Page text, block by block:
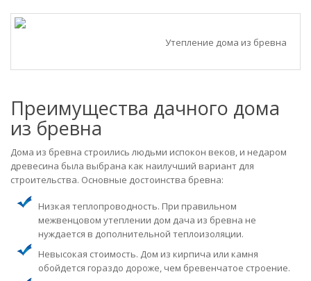
Утепление дома из бревна
Преимущества дачного дома
из бревна
Дома из бревна строились людьми испокон веков, и недаром
древесина была выбрана как наилучший вариант для
строительства. Основные достоинства бревна:
Низкая теплопроводность. При правильном
межвенцовом утеплении дом дача из бревна не
нуждается в дополнительной теплоизоляции.
Невысокая стоимость. Дом из кирпича или камня
обойдется гораздо дороже, чем бревенчатое строение.